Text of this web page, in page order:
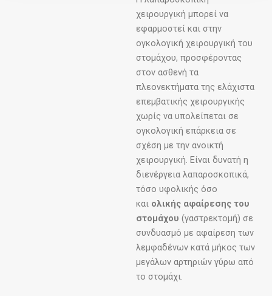
χειρουργική μπορεί να
εφαρμοστεί και στην
ογκολογική χειρουργική του
στομάχου, προσφέροντας
στον ασθενή τα
πλεονεκτήματα της ελάχιστα
επεμβατικής χειρουργικής
χωρίς να υπολείπεται σε
ογκολογική επάρκεια σε
σχέση με την ανοικτή
χειρουργική. Είναι δυνατή η
διενέργεια λαπαροσκοπικά,
τόσο υφολικής όσο
και ολικής αφαίρεσης του
στομάχου (γαστρεκτομή) σε
συνδυασμό με αφαίρεση των
λεμφαδένων κατά μήκος των
μεγάλων αρτηριών γύρω από
το στομάχι.